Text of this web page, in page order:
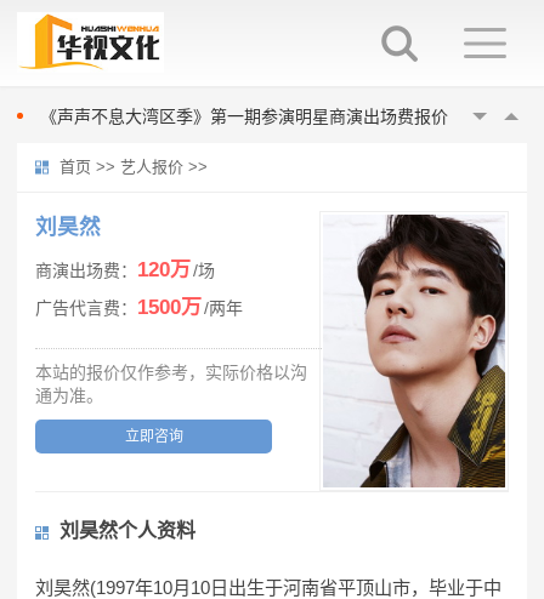
0713再就业男团商演报价多少
港台明星歌手商演出场费报价
《声声不息大湾区季》第一期参演明星商演出场费报价
商演出场费200万以上的明星歌手
《声声不息大湾区季》第一期参演明星商演出场费报价
0713再就业男团商演报价多少
首页 >> 艺人报价 >>
刘昊然
商演出场费： 120万/场
广告代言费： 1500万/两年
本站的报价仅作参考，实际价格以沟
通为准。
立即咨询
刘昊然个人资料
刘昊然(1997年10月10日出生于河南省平顶山市，毕业于中